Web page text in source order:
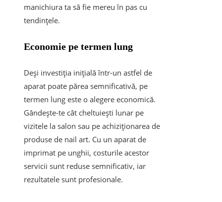
manichiura ta să fie mereu în pas cu
tendințele.
Economie pe termen lung
Deși investiția inițială într-un astfel de
aparat poate părea semnificativă, pe
termen lung este o alegere economică.
Gândește-te cât cheltuiești lunar pe
vizitele la salon sau pe achiziționarea de
produse de nail art. Cu un aparat de
imprimat pe unghii, costurile acestor
servicii sunt reduse semnificativ, iar
rezultatele sunt profesionale.